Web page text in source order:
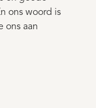
ons woord is
ons aan